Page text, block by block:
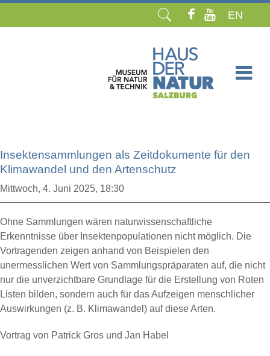
EN
Insektensammlungen als Zeitdokumente für den
Klimawandel und den Artenschutz
Mittwoch, 4. Juni 2025, 18:30
Ohne Sammlungen wären naturwissenschaftliche
Erkenntnisse über Insektenpopulationen nicht möglich. Die
Vortragenden zeigen anhand von Beispielen den
unermesslichen Wert von Sammlungspräparaten auf, die nicht
nur die unverzichtbare Grundlage für die Erstellung von Roten
Listen bilden, sondern auch für das Aufzeigen menschlicher
Auswirkungen (z. B. Klimawandel) auf diese Arten.
Vortrag von Patrick Gros und Jan Habel